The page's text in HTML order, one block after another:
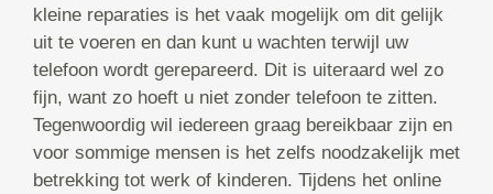
kleine reparaties is het vaak mogelijk om dit gelijk
uit te voeren en dan kunt u wachten terwijl uw
telefoon wordt gerepareerd. Dit is uiteraard wel zo
fijn, want zo hoeft u niet zonder telefoon te zitten.
Tegenwoordig wil iedereen graag bereikbaar zijn en
voor sommige mensen is het zelfs noodzakelijk met
betrekking tot werk of kinderen. Tijdens het online